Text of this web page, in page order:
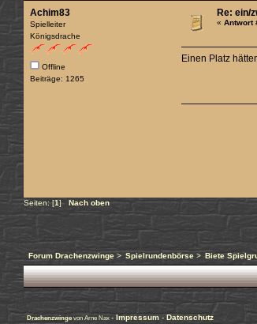
Achim83
Spielleiter
Königsdrache
Offline
Beiträge: 1265
Re: ein/
«Antwort
Einen Platz
Seiten: [1] Nach oben
Forum Drachenzwinge > Spielrundenbörse> Biete
Drachenzwinge von Arne Nax - Impressum - Datenschutz